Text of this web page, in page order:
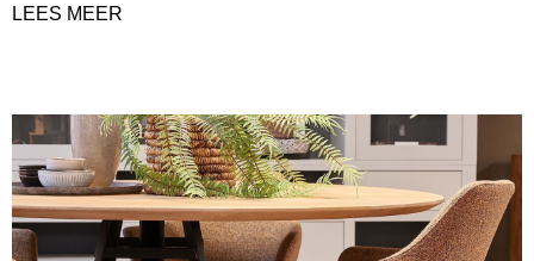
LEES MEER